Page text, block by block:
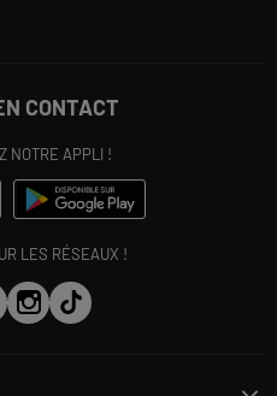
CONTACT
NOTRE APPLI !
LES RÉSEAUX !